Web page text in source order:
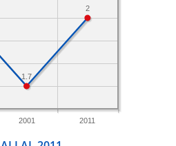
2001 2011
2
1.7